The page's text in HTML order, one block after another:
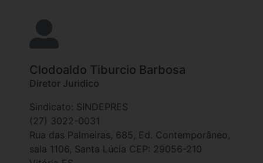
Clodoaldo Tiburcio Barbosa
Diretor Juridico
Sindicato: SINDEPRES
(27) 3022-0031
Rua das Palmeiras, 685, Ed. Contemporâneo,
sala 1106, Santa Lúcia CEP: 29056-210